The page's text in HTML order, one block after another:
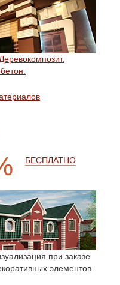
Деревокомпозит.
БЕСПЛАТНО
при заказе
элементов